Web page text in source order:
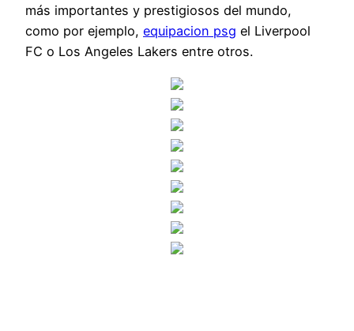
más importantes y prestigiosos del mundo,
como por ejemplo, equipacion psg el Liverpool
FC o Los Angeles Lakers entre otros.